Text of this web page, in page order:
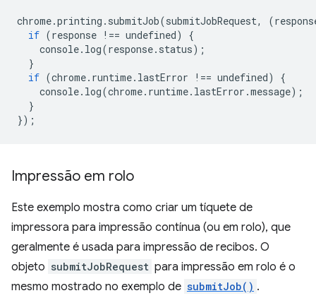
chrome.printing . submitJob(submitJobRequest, (
if (response !== undefined)
{
console. log(response. status);
}
if (chrome. runtime. lastError !== undefined)
{
console. log(chrome. runtime. lastError .message);
}
});
Impressão em rolo
Este exemplo mostra como criar um tíquete de
impressora para impressão contínua (ou em rolo), que
geralmente é usada para impressão de recibos. O
objeto submitJobRequest para impressão em rolo é o
mesmo mostrado no exemplo de submitJob() .